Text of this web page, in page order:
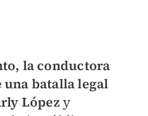
la conductora
una batalla legal
Lópezy